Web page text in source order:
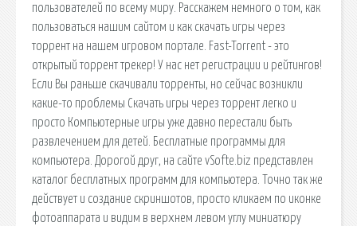
пользователей по всему миру. Расскажем немного о том, как
пользоваться нашим сайтом и как скачать игры через
торрент на нашем игровом портале. Fast-Torrent - это
открытый торрент трекер! У нас нет регистрации и рейтингов!
Если Вы раньше скачивали торренты, но сейчас возникли
какие-то проблемы Скачать игры через торрент легко и
просто Компьютерные игры уже давно перестали быть
развлечением для детей. Бесплатные программы для
компьютера. Дорогой друг, на сайте vSofte.biz представлен
каталог бесплатных программ для компьютера. Точно так же
действует и создание скриншотов, просто кликаем по иконке
фотоаппарата и видим в верхнем левом углу миниатюру